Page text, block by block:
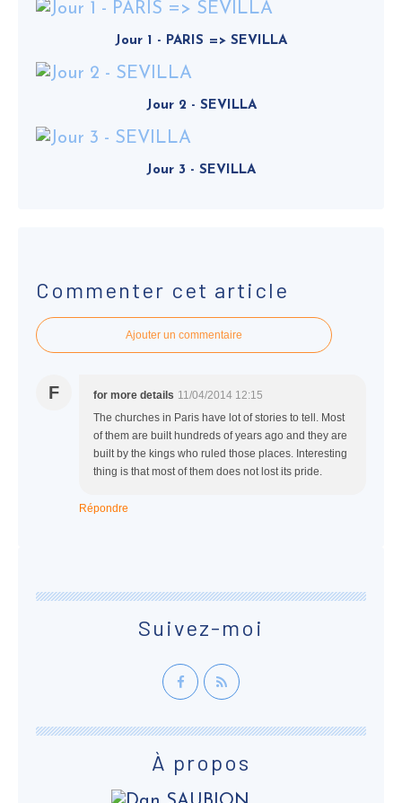
Jour 1 - PARIS => SEVILLA
Jour 2 - SEVILLA
Jour 3 - SEVILLA
Commenter cet article
Ajouter un commentaire
F for more details 11/04/2014 12:15
The churches in Paris have lot of stories to tell. Most
of them are built hundreds of years ago and they are
built by the kings who ruled those places. Interesting
thing is that most of them does not lost its pride.
Répondre
Suivez-moi
À propos